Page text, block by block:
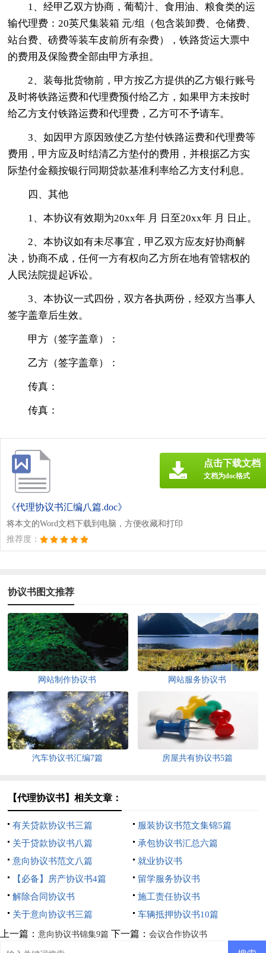
1、经甲乙双方协商，葡萄汁、食用油、粮食类的运
输代理费：20英尺集装箱 元/组（包含装卸费、仓储费、
站台费、磅费等装车皮前所有杂费），铁路货运大票中
的费用及保险费全部由甲方承担。
2、装每批货物前，甲方按乙方提供的乙方银行账号
及时将铁路运费和代理费预付给乙方，如果甲方未按时
给乙方支付铁路运费和代理费，乙方可不予请车。
3、如因甲方原因致使乙方垫付铁路运费和代理费等
费用，甲方应及时结清乙方垫付的费用，并根据乙方实
际垫付金额按银行同期贷款基准利率给乙方支付利息。
四、其他
1、本协议有效期为20xx年 月 日至20xx年 月 日止。
2、本协议如有未尽事宜，甲乙双方应友好协商解
决，协商不成，任何一方有权向乙方所在地有管辖权的
人民法院提起诉讼。
3、本协议一式四份，双方各执两份，经双方当事人
签字盖章后生效。
甲方（签字盖章）：
乙方（签字盖章）：
传真：
传真：
《代理协议书汇编八篇.doc》
将本文的Word文档下载到电脑，方便收藏和打印
推荐度：
点击下载文档
文档为doc格式
协议书图文推荐
网站制作协议书 网站服务协议书
汽车协议书汇编7篇 房屋共有协议书5篇
【代理协议书】相关文章：
有关贷款协议书三篇
服装协议书范文集锦5篇
关于贷款协议书八篇
承包协议书汇总六篇
意向协议书范文八篇
就业协议书
【必备】房产协议书4篇
留学服务协议书
解除合同协议书
施工责任协议书
关于意向协议书三篇
车辆抵押协议书10篇
上一篇： 意向协议书锦集9篇 下一篇： 会议合作协议书